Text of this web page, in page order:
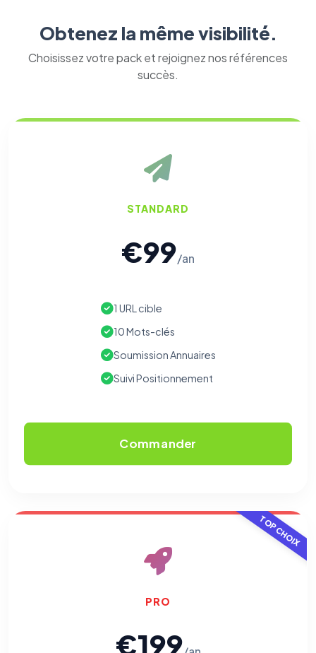
Obtenez la même visibilité.
Choisissez votre pack et rejoignez nos références
succès.
STANDARD
€99/an
1 URL cible
10 Mots-clés
Soumission Annuaires
Suivi Positionnement
Commander
TOP CHOIX
PRO
€199